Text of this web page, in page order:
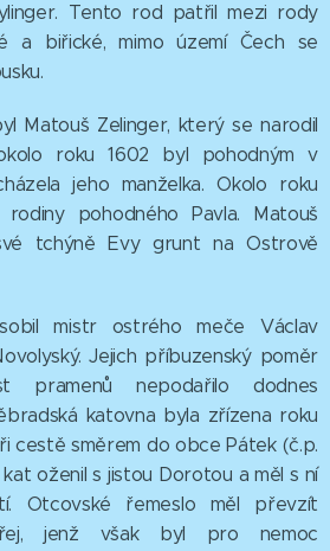
Tento rod patřil mezi rody
a biřické, mimo území Čech se
Matouš Zelinger, který se narodil
roku 1602 byl pohodným v
jeho manželka. Okolo roku
pohodného Pavla. Matouš
tchýně Evy grunt na Ostrově
mistr ostrého meče Václav
Jejich příbuzenský poměr
nepodařilo dodnes
katovna byla zřízena roku
cestě směrem do obce Pátek (č.p.
oženil s jistou Dorotou a měl s ní
Otcovské řemeslo měl převzít
jenž však byl pro nemoc